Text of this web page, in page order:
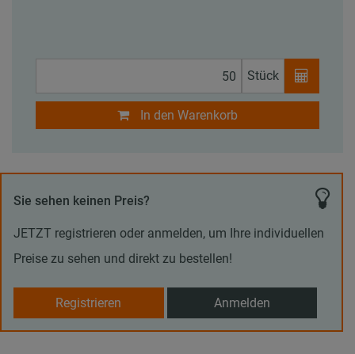
Stück
In den Warenkorb
Sie sehen keinen Preis?
JETZT registrieren oder anmelden, um Ihre individuellen
Preise zu sehen und direkt zu bestellen!
Registrieren Anmelden